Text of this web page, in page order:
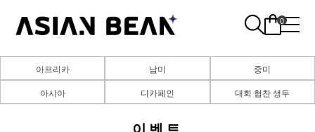
0
아프리카 남미
중미
아시아
디카페인 대회 협찬 생두